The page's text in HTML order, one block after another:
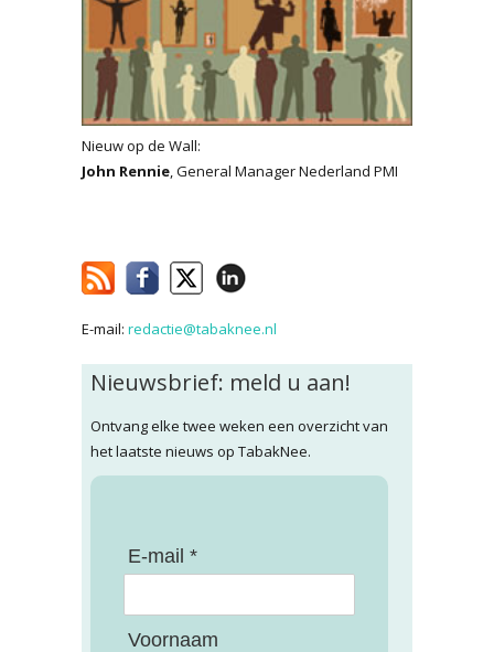
Nieuw op de Wall:
John Rennie, General Manager Nederland PMI
E-mail: redactie@tabaknee.nl
Nieuwsbrief: meld u aan!
Ontvang elke twee weken een overzicht van
het laatste nieuws op TabakNee.
E-mail *
Voornaam